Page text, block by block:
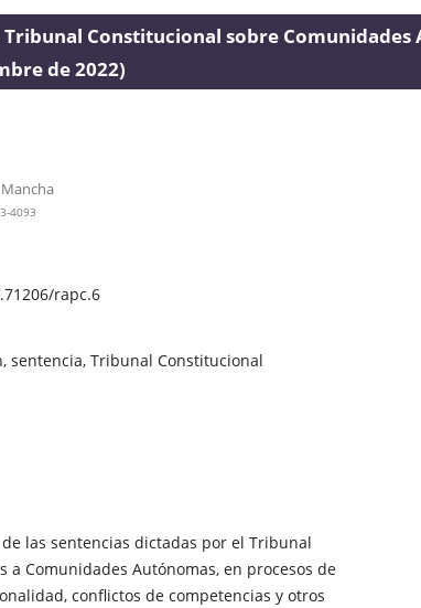
Constitucional sobre Comunidades
de 2022)
4093
rapc.6
sentencia, Tribunal Constitucional
las sentencias dictadas por el Tribunal
a Comunidades Autónomas, en procesos de
conflictos de competencias y otros